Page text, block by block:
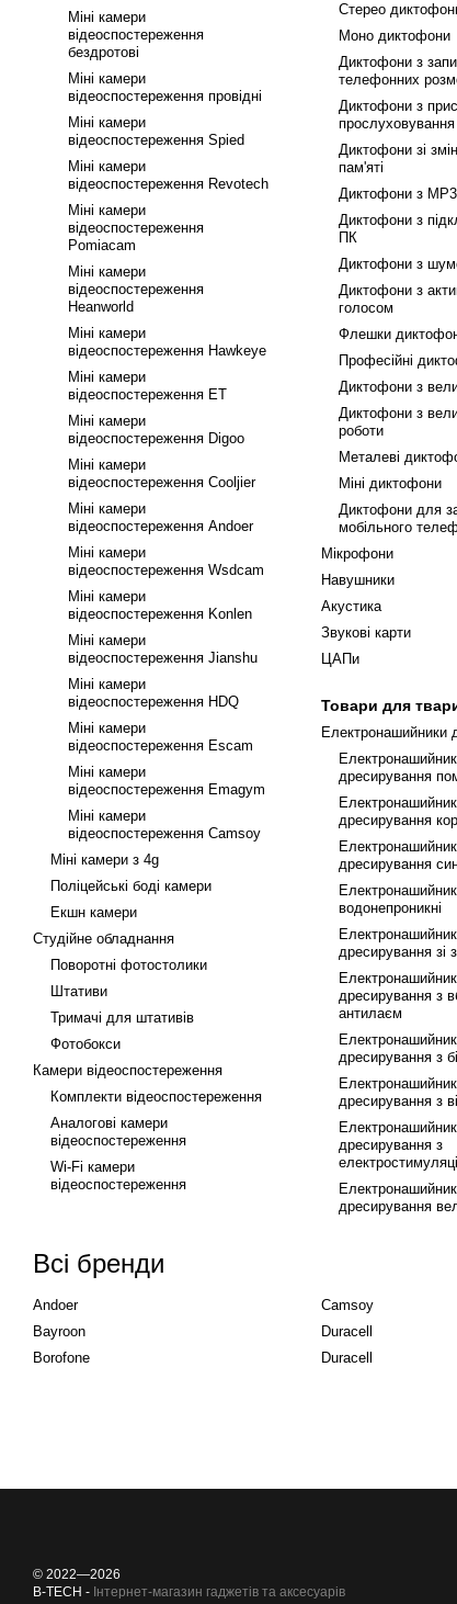
Міні камери
відеоспостереження
бездротові
Міні камери
відеоспостереження провідні
Міні камери
відеоспостереження Spied
Міні камери
відеоспостереження Revotech
Міні камери
відеоспостереження
Pomiacam
Міні камери
відеоспостереження
Heanworld
Міні камери
відеоспостереження Hawkeye
Міні камери
відеоспостереження ET
Міні камери
відеоспостереження Digoo
Міні камери
відеоспостереження Cooljier
Міні камери
відеоспостереження Andoer
Міні камери
відеоспостереження Wsdcam
Міні камери
відеоспостереження Konlen
Міні камери
відеоспостереження Jianshu
Міні камери
відеоспостереження HDQ
Міні камери
відеоспостереження Escam
Міні камери
відеоспостереження Emagym
Міні камери
відеоспостереження Camsoy
Міні камери з 4g
Поліцейські боді камери
Екшн камери
Студійне обладнання
Поворотні фотостолики
Штативи
Тримачі для штативів
Фотобокси
Камери відеоспостереження
Комплекти відеоспостереження
Аналогові камери
відеоспостереження
Wi-Fi камери
відеоспостереження
Стерео
Моно диктофони
Диктофони з
телефонних
Диктофони з
прослуховування
Диктофони зі
пам'яті
Диктофони з
Диктофони з
ПК
Диктофони з
Диктофони з
голосом
Флешки
Професійні
Диктофони з
Диктофони з
роботи
Металеві
Міні диктофони
Диктофони для
мобільного
Мікрофони
Навушники
Акустика
Звукові карти
ЦАПи
Товари для
Електронашийники
дресирування
дресирування
дресирування
водонепроникні
дресирування зі
дресирування з
антилаєм
дресирування з
дресирування з
дресирування з
дресирування
Всі бренди
Andoer
Bayroon
Borofone
Camsoy
Duracell
Duracell
© 2022—2026
B-TECH - Інтернет-магазин гаджетів та аксесуарів